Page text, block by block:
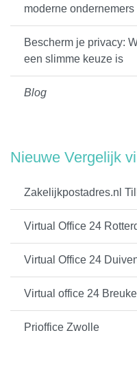
moderne ondernemers
Bescherm je privacy:
een slimme keuze is
Blog
Nieuwe Vergelijk
Zakelijkpostadres.nl
Virtual Office 24
Virtual Office 24
Virtual office 24
Prioffice Zwolle